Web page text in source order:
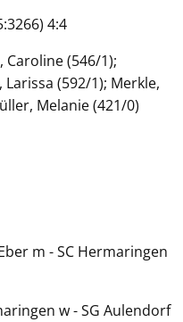
4:4
Caroline (546/1);
(592/1); Merkle,
Melanie (421/0)
m - SC Hermaringen
w - SG Aulendorf